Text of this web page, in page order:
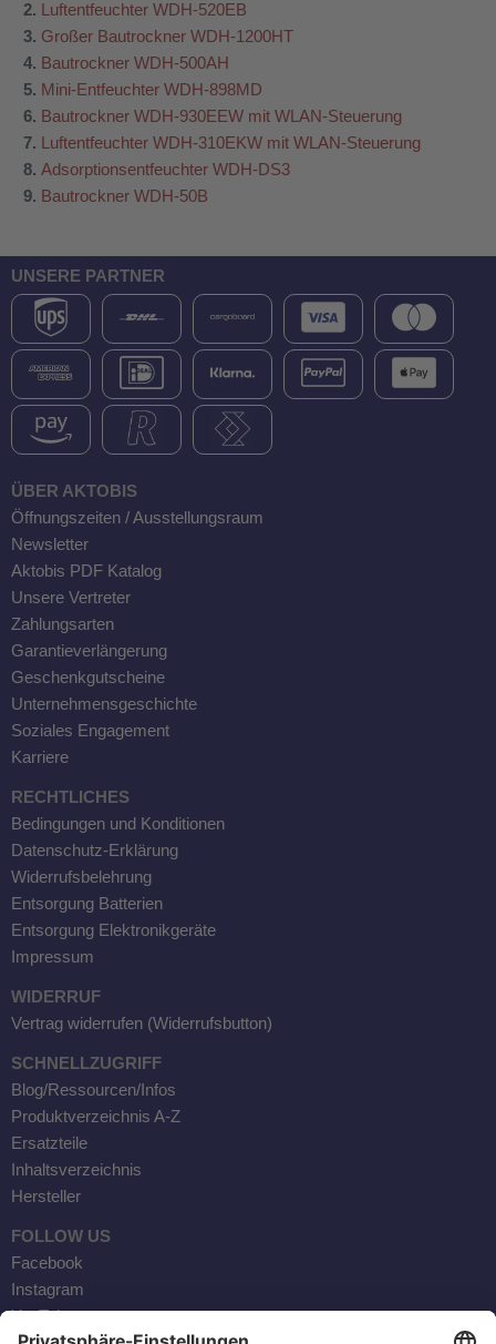
Luftentfeuchter WDH-520EB
Großer Bautrockner WDH-1200HT
Bautrockner WDH-500AH
Mini-Entfeuchter WDH-898MD
Bautrockner WDH-930EEW mit WLAN-Steuerung
Luftentfeuchter WDH-310EKW mit WLAN-Steuerung
Adsorptionsentfeuchter WDH-DS3
Bautrockner WDH-50B
UNSERE PARTNER
ÜBER AKTOBIS
Öffnungszeiten / Ausstellungsraum
Newsletter
Aktobis PDF Katalog
Unsere Vertreter
Zahlungsarten
Garantieverlängerung
Geschenkgutscheine
Unternehmensgeschichte
Soziales Engagement
Karriere
RECHTLICHES
Bedingungen und Konditionen
Datenschutz-Erklärung
Widerrufsbelehrung
Entsorgung Batterien
Entsorgung Elektronikgeräte
Impressum
WIDERRUF
Vertrag widerrufen (Widerrufsbutton)
SCHNELLZUGRIFF
Blog/Ressourcen/Infos
Produktverzeichnis A-Z
Ersatzteile
Inhaltsverzeichnis
Hersteller
FOLLOW US
Facebook
Instagram
YouTube